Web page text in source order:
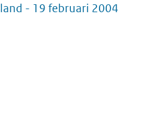
- 19 februari 2004